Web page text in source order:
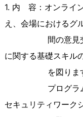
1. 内 容：オンライ
え、会場におけるグ
間の意見交換を
に関する基礎スキル
を図ります
プログラムの詳
セキュリティワーク